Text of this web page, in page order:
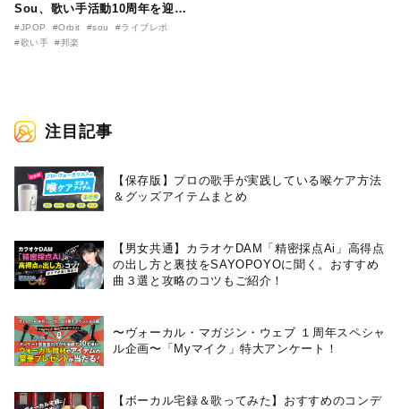
Sou、歌い手活動10周年を迎え
て、約１年ぶりのワンマンライ
ブ『Orbit』をZepp DiverCity
#JPOP #Orbit #sou
#ライブレポ
#歌い手
#邦楽
注目記事
【保存版】プロの歌手が実践している喉ケア⽅法
＆グッズアイテムまとめ
【男女共通】カラオケDAM「精密採点Ai」高得点
の出し方と裏技をSAYOPOYOに聞く。おすすめ
曲３選と攻略のコツもご紹介！
〜ヴォーカル・マガジン・ウェブ １周年スペシャ
ル企画〜「Myマイク」特大アンケート！
【ボーカル宅録＆歌ってみた】おすすめのコンデ